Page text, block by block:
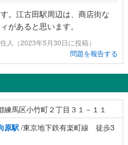
。江古田駅周辺は、商店街な
があると思います。
人（2023年5月30日に投稿）
問題を報告する
練馬区小竹町２丁目３１－１１
原駅/東京地下鉄有楽町線 徒歩3